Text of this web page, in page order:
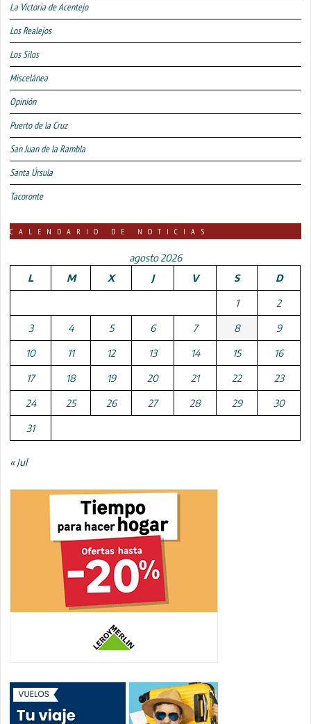
La Victoria de Acentejo
Los Realejos
Los Silos
Miscelánea
Opinión
Puerto de la Cruz
San Juan de la Rambla
Santa Úrsula
Tacoronte
CALENDARIO DE NOTICIAS
agosto 2026
L
M X J V S D
1 2
3 4 5 6 7 8 9
10 11 12 13 14 15 16
17 18 19 20 21 22 23
24 25 26 27 28 29 30
31
« Jul